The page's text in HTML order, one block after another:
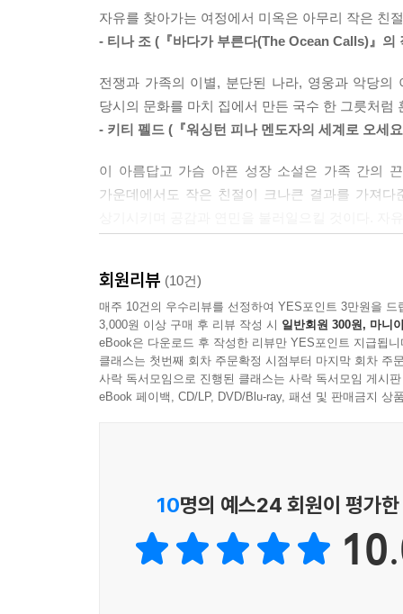
ㆍ해방 전후 근현대사를 배우는 청소년
ㆍ거대한 역사 앞에 선 개인의 섬세한 시선이 궁금
아마존 독자 서평
함께 웃고 울고 싶을 때도 있었다. 지금도 미옥과
ㆍ 성인과 청소년 모두를 위한 책이다. 우리의 자
ㆍ 표지를 펼친 후 마지막 페이지까지 이 책을 놓지
ㆍ 젊은 성인 태그에 속지 말라. 이 책은 어른들
엄선한 단어 하나하나가 겨울날 따스한 모닥불처
ㆍ 한 소녀의 이야기이지만 오늘날에도 수백만
희망이 존재하는 이야기 속으로 독자를 인도합니다.
ㆍ 중학교 교실의 20년 베테랑으로서 이 소설이
자유를 찾아가는 여정에서 미옥은 아무리 작은 친
- 티나 조 (『바다가 부른다(The Ocean Calls)』의
전쟁과 가족의 이별, 분단된 나라, 영웅과 악당
당시의 문화를 마치 집에서 만든 국수 한 그릇처럼
- 키티 펠드 (『워싱턴 피나 멘도자의 세계로 오
이 아름답고 가슴 아픈 성장 소설은 가족 간의
가운데에서도 작은 친절이 크나큰 결과를 가져
진저 박은 가족이 전쟁 통에서 겪은 경험을 단순
회복력 강한 어린이들에게조차 트라우 마로 남으
- 캐런 레겟 아보라이아 (『말랄라 유서사이: 말
전쟁과 내란에서 수많은 가족이 번민해야 했던 선
- 메그 웨슬 (책을 좋아하는 모임(A Bookish Affair)
회원리뷰 (10건)
매주 10건의 우수리뷰를 선정하여 YES포인트 3만원을 드
3,000원 이상 구매 후 리뷰 작성 시 일반회원 300원, 마니
eBook은 다운로드 후 작성한 리뷰만 YES포인트 지급됩니
클래스는 첫번째 회차 주문확정 시점부터 마지막 회차 주
사락 독서모임으로 진행된 클래스는 사락 독서모임 게시
eBook 페이백, CD/LP, DVD/Blu-ray, 패션 및 판매금지 상
10명의 예스24 회원이 평가